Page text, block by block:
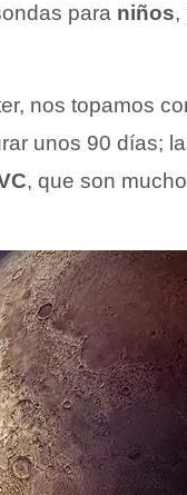
para niños,
nos topamos
unos 90 días;
, que son